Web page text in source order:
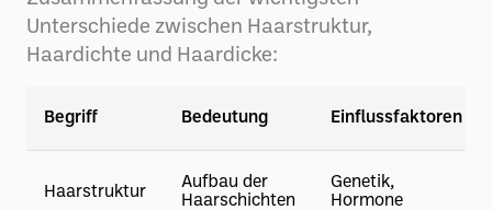
Unterschiede zwischen Haarstruktur,
Haardichte und Haardicke:
Begriff Bedeutung Einflussfaktoren
Haarstruktur
Aufbau der
Haarschichten
Genetik,
Hormone